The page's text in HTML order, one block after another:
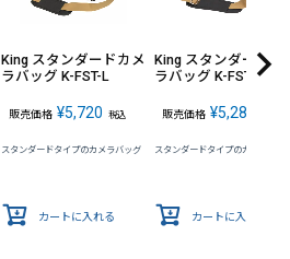
King スタンダードカメ
ラバッグ K-FST-L
販売価格 ¥5,720 税込
スタンダードタイプのカメラバッグ
カートに入れる
King スタンダードカ
ラバッグ K-FST-M
販売価格 ¥5,280
スタンダードタイプのカメラバッ
カートに入れる